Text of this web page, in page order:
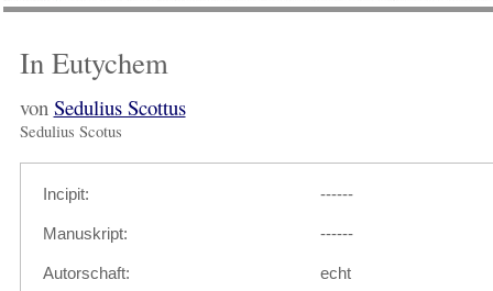
In Eutychem
von Sedulius Scottus
Sedulius Scotus
Incipit: ------
Manuskript: ------
Autorschaft: echt